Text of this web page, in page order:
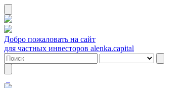
Добро пожаловать на сайт
для частных инвесторов alenka.capital